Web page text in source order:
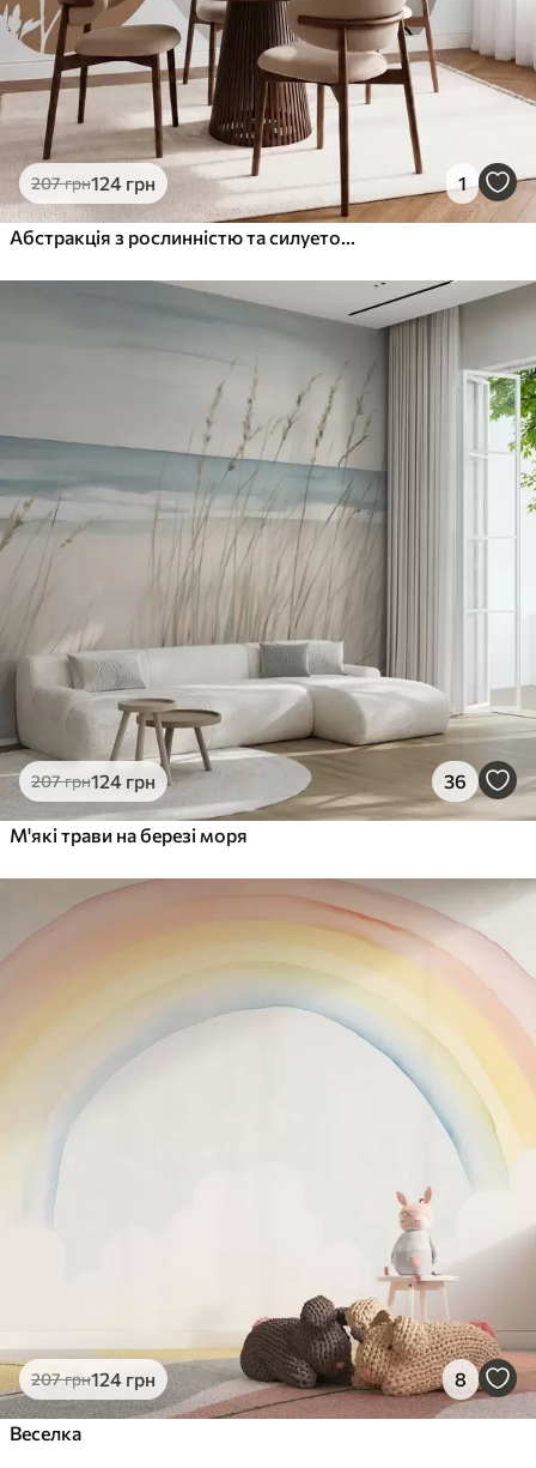
207грн124 грн 1
207грн124 грн 36
М'які трави на березі моря
207грн124 грн 8
Веселка